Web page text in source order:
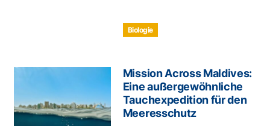
Biologie
Mission Across Maldives:
Eine außergewöhnliche
Tauchexpedition für den
Meeresschutz